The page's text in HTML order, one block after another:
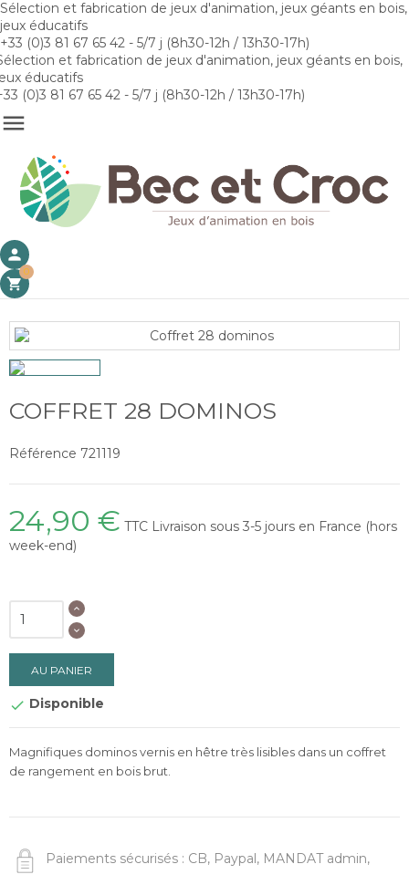
Sélection et fabrication de jeux d'animation, jeux géants en bois,
jeux éducatifs
+33 (0)3 81 67 65 42 - 5/7 j (8h30-12h / 13h30-17h)
et fabrication de jeux d'animation, jeux géants en bois,
éducatifs
(0)3 81 67 65 42 - 5/7 j (8h30-12h / 13h30-17h)

person
shopping_cart
0
COFFRET 28 DOMINOS
Référence 721119
24,90 € TTC Livraison sous 3-5 jours en France (hors
week-end)
AU PANIER
 Disponible
Magnifiques dominos vernis en hêtre très lisibles dans un coffret
de rangement en bois brut.
Paiements sécurisés : CB, Paypal, MANDAT admin,